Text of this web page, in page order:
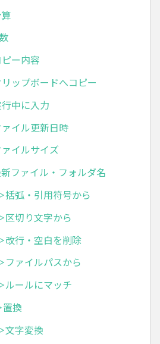
ー内容
ップボードへコピー
中に入力
イル更新日時
イルサイズ
ファイル・フォルダ名
括弧・引用符号から
区切り文字から
改行・空白を削除
ファイルパスから
ルールにマッチ
換
文字変換